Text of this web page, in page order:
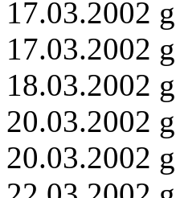
17.03.2002
17.03.2002
18.03.2002
20.03.2002
20.03.2002